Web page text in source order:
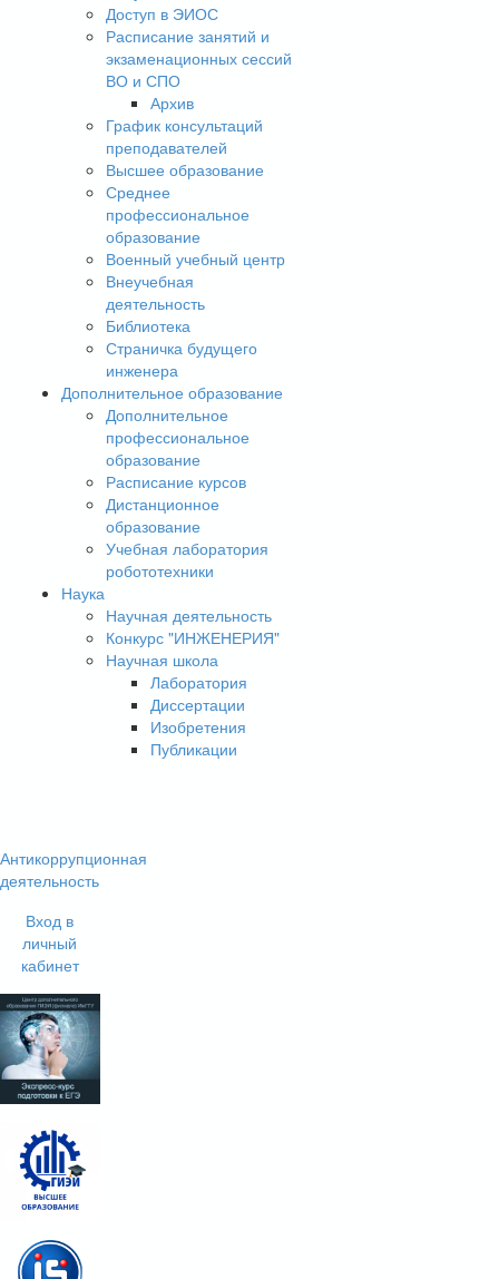
Доступ в ЭИОС
Расписание занятий и
экзаменационных сессий
ВО и СПО
Архив
График консультаций
преподавателей
Высшее образование
Среднее
профессиональное
образование
Военный учебный центр
Внеучебная
деятельность
Библиотека
Страничка будущего
инженера
Дополнительное образование
Дополнительное
профессиональное
образование
Расписание курсов
Дистанционное
образование
Учебная лаборатория
робототехники
Наука
Научная деятельность
Конкурс "ИНЖЕНЕРИЯ"
Научная школа
Лаборатория
Диссертации
Изобретения
Публикации
Антикоррупционная
деятельность
Вход в
личный
кабинет